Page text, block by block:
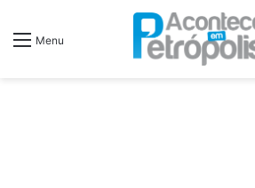
Menu